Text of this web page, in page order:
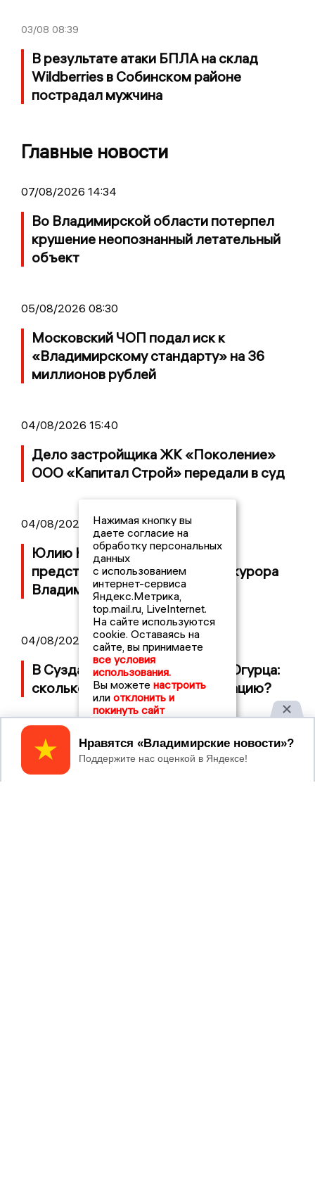
03/08 08:39
В результате атаки БПЛА на склад
Wildberries в Собинском районе
пострадал мужчина
Главные новости
07/08/2026 14:34
Во Владимирской области потерпел
крушение неопознанный летательный
объект
05/08/2026 08:30
Московский ЧОП подал иск к
«Владимирскому стандарту» на 36
миллионов рублей
04/08/2026 15:40
Дело застройщика ЖК «Поколение»
ООО «Капитал Строй» передали в суд
04/08/2026 11:36
Юлию Калистову официально
представили в должности прокурора
Владимирской области
04/08/2026 09:01
В Суздале прошёл Фестиваль Огурца:
сколько потратили на организацию?
Нажимая кнопку вы
даете согласие на
обработку персональных
данных
с использованием
интернет-сервиса
Яндекс.Метрика,
top.mail.ru, LiveInternet.
На сайте используются
cookie. Оставаясь на
сайте, вы принимаете
все условия
использования.
Вы можете настроить
или отклонить и
покинуть сайт
Принять